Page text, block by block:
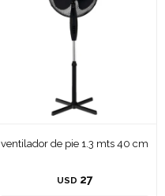
ventilador de pie 1.3 mts 40 cm
USD 27